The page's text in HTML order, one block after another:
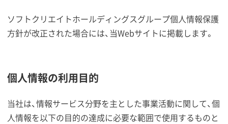
ソフトクリエイトホールディングスグループ個人情報保護
方針が改正された場合には、当Webサイトに掲載します。
個人情報の利用目的
当社は、情報サービス分野を主とした事業活動に関して、個
人情報を以下の目的の達成に必要な範囲で使用するものと